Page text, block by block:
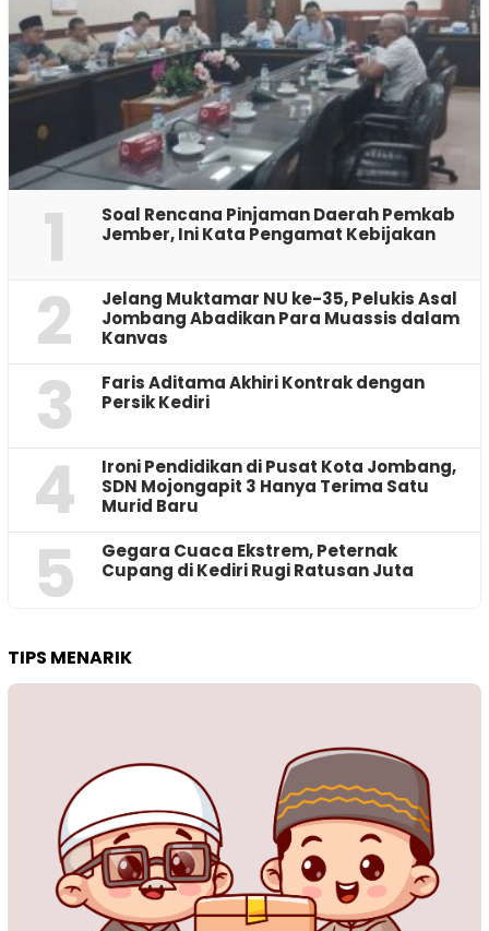
1
‎Soal Rencana Pinjaman Daerah Pemkab
Jember, Ini Kata Pengamat Kebijakan ‎
2
Jelang Muktamar NU ke-35, Pelukis Asal
Jombang Abadikan Para Muassis dalam
Kanvas
3
Faris Aditama Akhiri Kontrak dengan
Persik Kediri
4
Ironi Pendidikan di Pusat Kota Jombang,
SDN Mojongapit 3 Hanya Terima Satu
Murid Baru
5
‎Gegara Cuaca Ekstrem, Peternak
Cupang di Kediri Rugi Ratusan Juta
TIPS MENARIK